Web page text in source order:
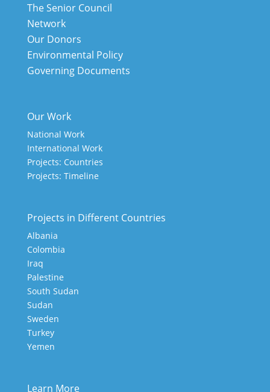
The Senior Council
Network
Our Donors
Environmental Policy
Governing Documents
Our Work
National Work
International Work
Projects: Countries
Projects: Timeline
Projects in Different Countries
Albania
Colombia
Iraq
Palestine
South Sudan
Sudan
Sweden
Turkey
Yemen
Learn More